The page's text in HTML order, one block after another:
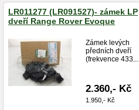
LR011277 (LR091527)- zámek LP
dveří Range Rover Evoque
Zámek levých
předních dveří
(frekvence 433...
2.360,- Kč
1.950,- Kč